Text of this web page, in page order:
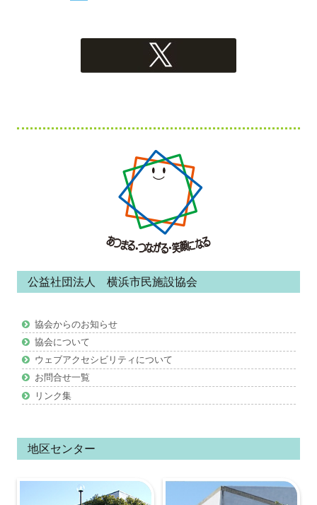
テ
ツ
公益社団法人 横浜市民施設協会
協会からのお知らせ
協会について
ウェブアクセシビリティについて
お問合せ一覧
リンク集
地区センター